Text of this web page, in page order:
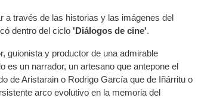
a través de las historias y las imágenes del
dentro del ciclo 'Diálogos de cine'.
guionista y productor de una admirable
es un narrador, un artesano que antepone el
de Aristarain o Rodrigo García que de Iñárritu o
arco evolutivo en la memoria del